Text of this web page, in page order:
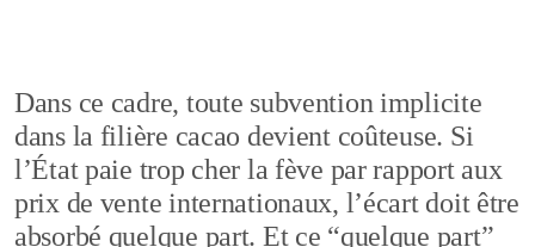
Dans ce cadre, toute subvention implicite
dans la filière cacao devient coûteuse. Si
l’État paie trop cher la fève par rapport aux
prix de vente internationaux, l’écart doit être
absorbé quelque part. Et ce “quelque part”